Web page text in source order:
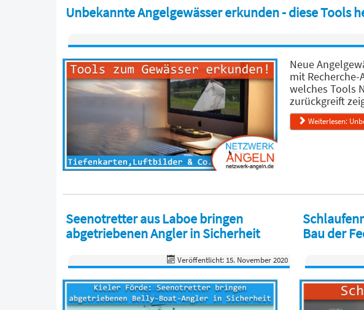
Unbekannte Angelgewässer erkunden - diese Tools
Neue
mit Recherche-
welches Tools
zurückgreift
Weiterlesen:
Seenotretter aus Laboe bringen
abgetriebenen Angler in Sicherheit
Veröffentlicht: 15. November 2020
Bau der